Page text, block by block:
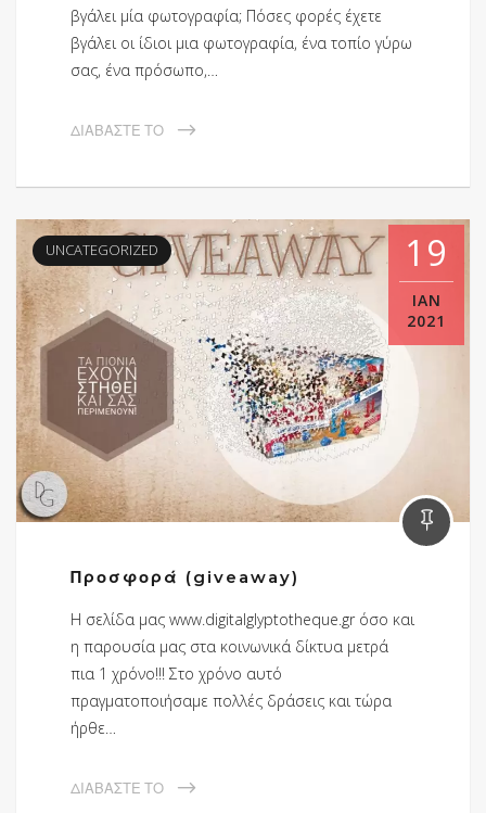
βγάλει μία φωτογραφία; Πόσες φορές έχετε
βγάλει οι ίδιοι μια φωτογραφία, ένα τοπίο γύρω
σας, ένα πρόσωπο,…
ΔΙΑΒΆΣΤΕ ΤΟ
UNCATEGORIZED 19
ΙΑΝ
2021
Προσφορά (giveaway)
H σελίδα μας www.digitalglyptotheque.gr όσο και
η παρουσία μας στα κοινωνικά δίκτυα μετρά
πια 1 χρόνο!!! Στο χρόνο αυτό
πραγματοποιήσαμε πολλές δράσεις και τώρα
ήρθε…
ΔΙΑΒΆΣΤΕ ΤΟ